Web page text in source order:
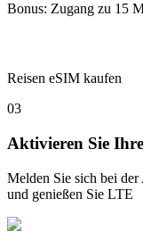
Bonus: Zugang zu 15
Reisen eSIM kaufen
03
Aktivieren Sie
Melden Sie sich bei
und genießen Sie LTE